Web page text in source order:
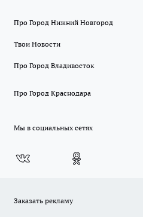
Про Город Нижний Новгород
Твои Новости
Про Город Владивосток
Про Город Краснодара
Мы в социальных сетях
Заказать рекламу